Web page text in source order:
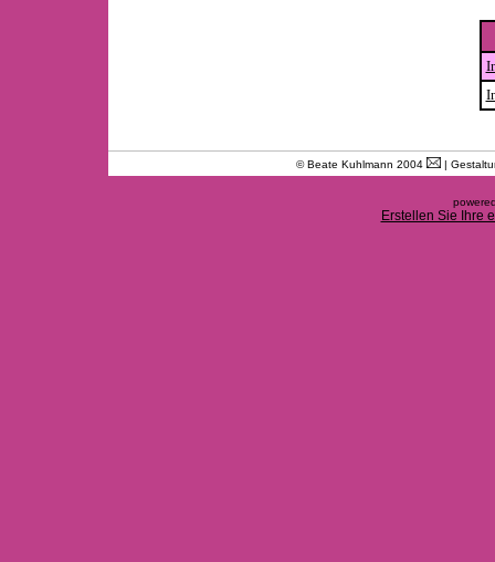
© Beate Kuhlmann 2004 |
Erstellen Sie Ihre